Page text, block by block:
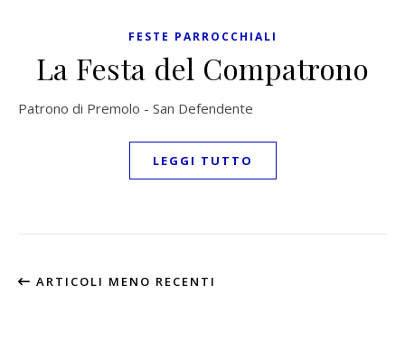
FESTE PARROCCHIALI
La Festa del Compatrono
Patrono di Premolo - San Defendente
LEGGI TUTTO
ARTICOLI MENO RECENTI